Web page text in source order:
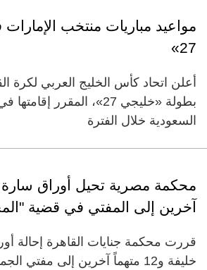
مواعيد مباريات منتخب
27»
أعلن اتحاد كأس الخليج العربي لكرة
بطولة «خليجي 27»، المقرر
السعودية خلال الفترة
آخرين إلى المفتي في قضية
قررت محكمة جنايات القاهرة إحالة
خليفة و12 متهماً آخرين إلى مفتي